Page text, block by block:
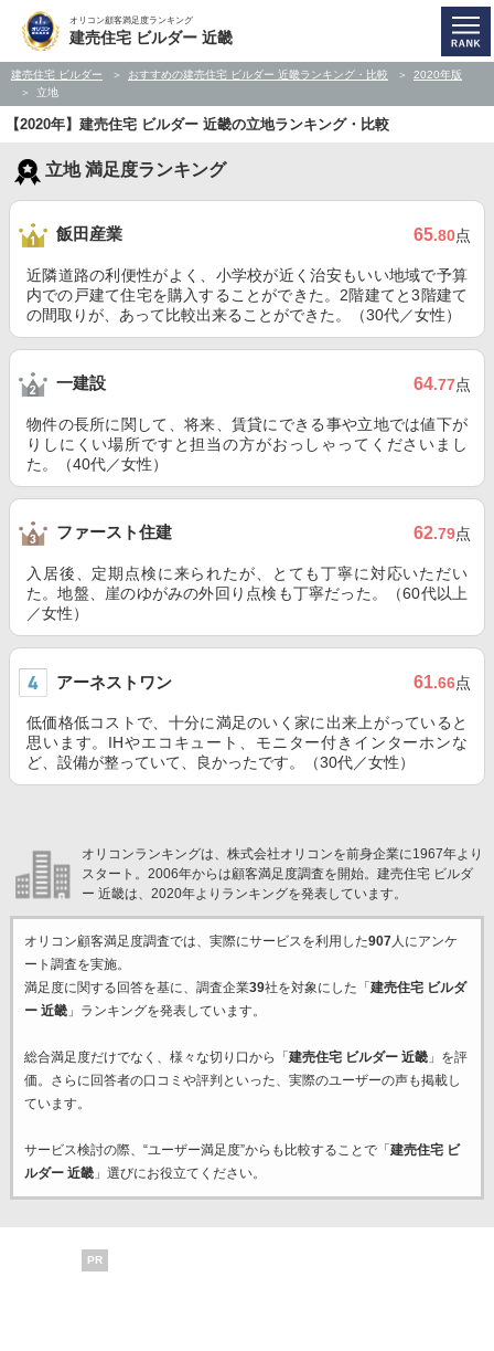
オリコン顧客満足度ランキング
建売住宅 ビルダー 近畿
建売住宅 ビルダー おすすめの建売住宅 ビルダー 近畿ランキング・比較
2020年版
立地
【2020年】建売住宅 ビルダー 近畿の立地ランキング・比較
立地 満足度ランキング
飯田産業 65.80点
近隣道路の利便性がよく、小学校が近く治安もいい地域で予算
内での戸建て住宅を購入することができた。2階建てと3階建て
の間取りが、あって比較出来ることができた。（30代／女性）
一建設 64.77点
物件の長所に関して、将来、賃貸にできる事や立地では値下が
りしにくい場所ですと担当の方がおっしゃってくださいまし
た。（40代／女性）
ファースト住建 62.79点
入居後、定期点検に来られたが、とても丁寧に対応いただい
た。地盤、崖のゆがみの外回り点検も丁寧だった。（60代以上
／女性）
アーネストワン 61.66点
低価格低コストで、十分に満足のいく家に出来上がっていると
思います。IHやエコキュート、モニター付きインターホンな
ど、設備が整っていて、良かったです。（30代／女性）
オリコンランキングは、株式会社オリコンを前身企業に1967年より
スタート。2006年からは顧客満足度調査を開始。建売住宅 ビルダ
ー 近畿は、2020年よりランキングを発表しています。
オリコン顧客満足度調査では、実際にサービスを利用した907人にアンケ
ート調査を実施。
満足度に関する回答を基に、調査企業39社を対象にした「 建売住宅 ビルダ
ー 近畿」ランキングを発表しています。
総合満足度だけでなく、様々な切り口から「 建売住宅 ビルダー 近畿」を評
価。さらに回答者の口コミや評判といった、実際のユーザーの声も掲載し
ています。
サービス検討の際、“ユーザー満足度”からも比較することで「 建売住宅 ビ
ルダー 近畿」選びにお役立てください。
PR